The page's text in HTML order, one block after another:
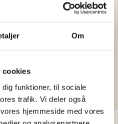
Om
cookies
funktioner, til sociale
trafik. Vi deler også
hjemmeside med vores